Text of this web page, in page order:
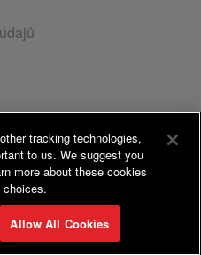
| Copyright© 2026
Republic s.r.o. Všechna
3408
tracking technologies,
to us. We suggest you
more about these cookies
choices.
Allow All Cookies